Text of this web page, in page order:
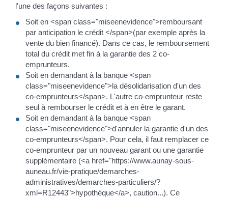
l'une des façons suivantes :
Soit en <span class="miseenevidence">remboursant
par anticipation le crédit </span>(par exemple après la
vente du bien financé). Dans ce cas, le remboursement
total du crédit met fin à la garantie des 2 co-
emprunteurs.
Soit en demandant à la banque <span
class="miseenevidence">la désolidarisation d'un des
co-emprunteurs</span>. L'autre co-emprunteur reste
seul à rembourser le crédit et à en être le garant.
Soit en demandant à la banque <span
class="miseenevidence">d'annuler la garantie d'un des
co-emprunteurs</span>. Pour cela, il faut remplacer ce
co-emprunteur par un nouveau garant ou une garantie
supplémentaire (<a href="https://www.aunay-sous-
auneau.fr/vie-pratique/demarches-
administratives/demarches-particuliers/?
xml=R12443">hypothèque</a>, caution...). Ce